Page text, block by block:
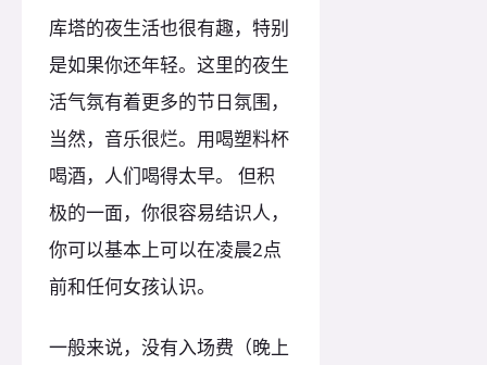
库塔的夜生活也很有趣，特别
是如果你还年轻。这里的夜生
活气氛有着更多的节日氛围，
当然，音乐很烂。用喝塑料杯
喝酒，人们喝得太早。 但积
极的一面，你很容易结识人，
你可以基本上可以在凌晨2点
前和任何女孩认识。
一般来说，没有入场费（晚上